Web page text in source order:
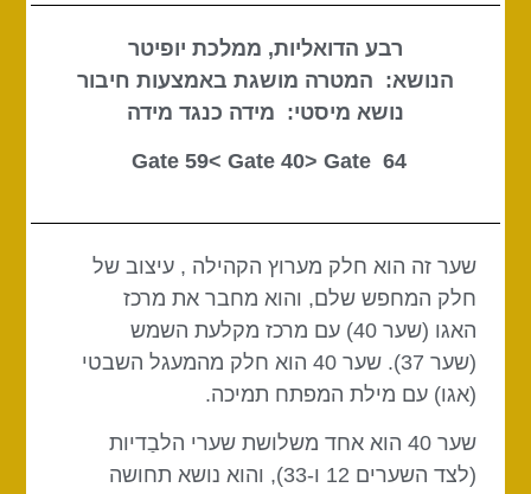
רבע הדואליות, ממלכת יופיטר
הנושא: המטרה מושגת באמצעות חיבור
נושא מיסטי: מידה כנגד מידה
64 Gate 59<
Gate 40> Gate
שער זה הוא חלק מערוץ הקהילה , עיצוב של
חלק המחפש שלם, והוא מחבר את מרכז
האגו (שער 40) עם מרכז מקלעת השמש
(שער 37). שער 40 הוא חלק מהמעגל השבטי
(אגו) עם מילת המפתח תמיכה.
שער 40 הוא אחד משלושת שערי הלבַדיות
(לצד השערים 12 ו-33), והוא נושא תחושה